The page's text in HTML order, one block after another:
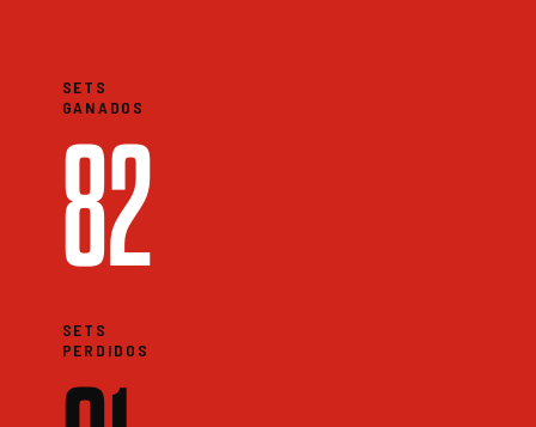
SETS
GANADOS
82
SETS
PERDIDOS